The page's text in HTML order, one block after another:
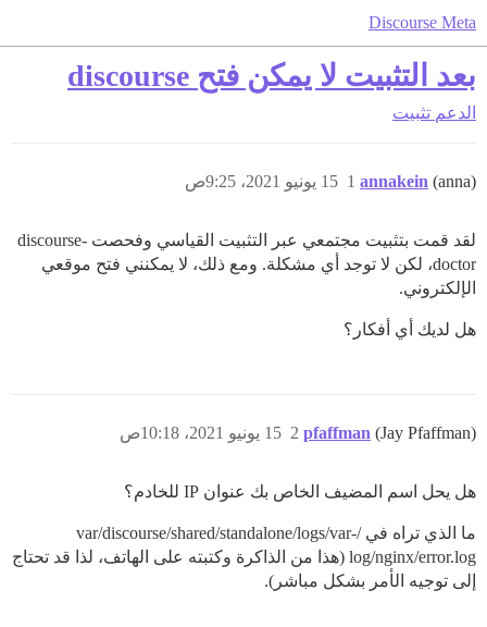
Discourse Meta
بعد التثبيت لا يمكن فتح discourse
الدعم تثبيت
annakein (anna) 15 يونيو 2021، 9:25ص 1
لقد قمت بتثبيت مجتمعي عبر التثبيت القياسي وفحصت discourse-
doctor، لكن لا توجد أي مشكلة. ومع ذلك، لا يمكنني فتح موقعي
الإلكتروني.
هل لديك أي أفكار؟
pfaffman (Jay Pfaffman) 15 يونيو 2021، 10:18ص 2
هل يحل اسم المضيف الخاص بك عنوان IP للخادم؟
ما الذي تراه في /var/discourse/shared/standalone/logs/var-
log/nginx/error.log (هذا من الذاكرة وكتبته على الهاتف، لذا قد تحتاج
إلى توجيه الأمر بشكل مباشر).